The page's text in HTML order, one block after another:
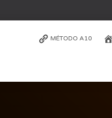
MÉTODO A10